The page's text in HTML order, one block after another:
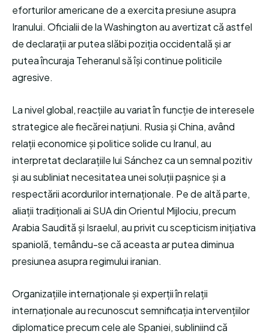
eforturilor americane de a exercita presiune asupra
Iranului. Oficialii de la Washington au avertizat că astfel
de declarații ar putea slăbi poziția occidentală și ar
putea încuraja Teheranul să își continue politicile
agresive.
La nivel global, reacțiile au variat în funcție de interesele
strategice ale fiecărei națiuni. Rusia și China, având
relații economice și politice solide cu Iranul, au
interpretat declarațiile lui Sánchez ca un semnal pozitiv
și au subliniat necesitatea unei soluții pașnice și a
respectării acordurilor internaționale. Pe de altă parte,
aliații tradiționali ai SUA din Orientul Mijlociu, precum
Arabia Saudită și Israelul, au privit cu scepticism inițiativa
spaniolă, temându-se că aceasta ar putea diminua
presiunea asupra regimului iranian.
Organizațiile internaționale și experții în relații
internaționale au recunoscut semnificația intervențiilor
diplomatice precum cele ale Spaniei, subliniind că